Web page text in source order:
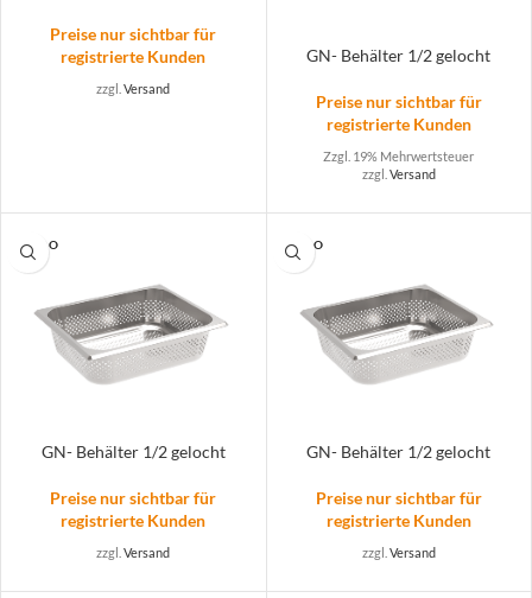
Preise nur sichtbar für
registrierte Kunden
zzgl.Versand
GN- Behälter 1/2 gelocht
Preise nur sichtbar für
registrierte Kunden
Zzgl. 19% Mehrwertsteuer
zzgl. Versand
SOLD O
UT
GN- Behälter 1/2 gelocht
Preise nur sichtbar für
registrierte Kunden
zzgl.Versand
SOLD O
UT
GN- Behälter 1/2 gelocht
Preise nur sichtbar für
registrierte Kunden
zzgl. Versand